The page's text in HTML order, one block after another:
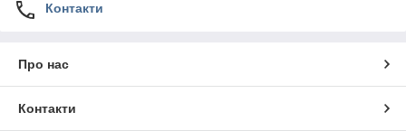
Контакти
Про нас
Контакти